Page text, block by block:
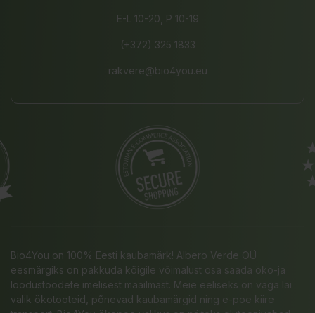
E-L 10-20, P 10-19
(+372) 325 1833
rakvere@bio4you.eu
Bio4You on 100% Eesti kaubamärk! Albero Verde OÜ
eesmärgiks on pakkuda kõigile võimalust osa saada öko-ja
loodustoodete imelisest maailmast. Meie eeliseks on väga lai
valik ökotooteid, põnevad kaubamärgid ning e-poe kiire